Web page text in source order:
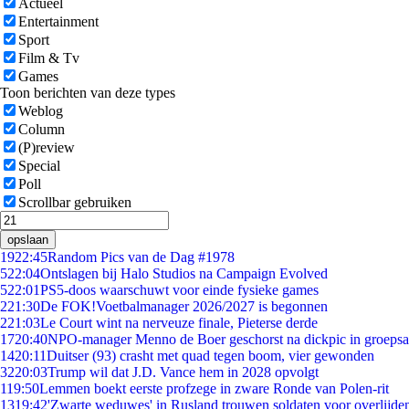
Actueel
Entertainment
Sport
Film & Tv
Games
Toon berichten van deze types
Weblog
Column
(P)review
Special
Poll
Scrollbar gebruiken
opslaan
1922:45Random Pics van de Dag #1978
522:04Ontslagen bij Halo Studios na Campaign Evolved
522:01PS5-doos waarschuwt voor einde fysieke games
221:30De FOK!Voetbalmanager 2026/2027 is begonnen
221:03Le Court wint na nerveuze finale, Pieterse derde
1720:40NPO-manager Menno de Boer geschorst na dickpic in
1420:11Duitser (93) crasht met quad tegen boom, vier gewonden
3220:03Trump wil dat J.D. Vance hem in 2028 opvolgt
119:50Lemmen boekt eerste profzege in zware Ronde van Polen-rit
1319:42'Zwarte weduwes' in Rusland trouwen soldaten voor